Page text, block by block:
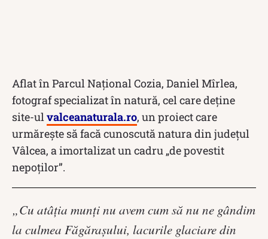
Aflat în Parcul Național Cozia, Daniel Mîrlea,
fotograf specializat în natură, cel care deține
site-ul valceanaturala.ro, un proiect care
urmărește să facă cunoscută natura din județul
Vâlcea, a imortalizat un cadru „de povestit
nepoților”.
„Cu atâția munți nu avem cum să nu ne gândim
la culmea Făgărașului, lacurile glaciare din